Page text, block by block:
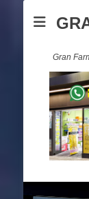
Gran